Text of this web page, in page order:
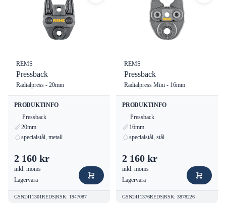
REMS
Pressback
Radialpress - 20mm
PRODUKTINFO
Pressback
20mm
specialstål, metall
2 160 kr
inkl. moms
Lagervara
GSN2411301REDS|RSK: 1947087
REMS
Pressback
Radialpress Mini - 16mm
PRODUKTINFO
Pressback
16mm
specialstål, stål
2 160 kr
inkl. moms
Lagervara
GSN2411376REDS|RSK: 3878226